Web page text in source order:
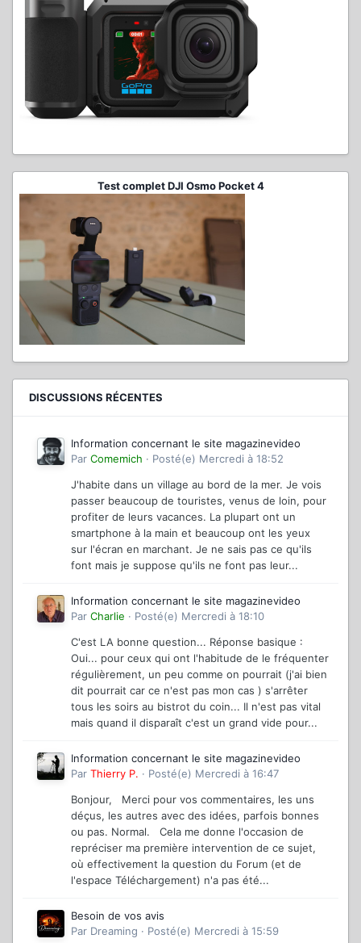
Test complet DJI Osmo Pocket 4
DISCUSSIONS RÉCENTES
Information concernant le site magazinevideo
Par Comemich · Posté(e) Mercredi à 18:52
J'habite dans un village au bord de la mer. Je vois
passer beaucoup de touristes, venus de loin, pour
profiter de leurs vacances. La plupart ont un
smartphone à la main et beaucoup ont les yeux
sur l'écran en marchant. Je ne sais pas ce qu'ils
font mais je suppose qu'ils ne font pas leur...
Information concernant le site magazinevideo
Par Charlie · Posté(e) Mercredi à 18:10
C'est LA bonne question... Réponse basique :
Oui... pour ceux qui ont l'habitude de le fréquenter
régulièrement, un peu comme on pourrait (j'ai bien
dit pourrait car ce n'est pas mon cas ) s'arrêter
tous les soirs au bistrot du coin... Il n'est pas vital
mais quand il disparaît c'est un grand vide pour...
Information concernant le site magazinevideo
Par Thierry P. · Posté(e) Mercredi à 16:47
Bonjour, Merci pour vos commentaires, les uns
déçus, les autres avec des idées, parfois bonnes
ou pas. Normal. Cela me donne l'occasion de
repréciser ma première intervention de ce sujet,
où effectivement la question du Forum (et de
l'espace Téléchargement) n'a pas été...
Besoin de vos avis
Par Dreaming · Posté(e) Mercredi à 15:59